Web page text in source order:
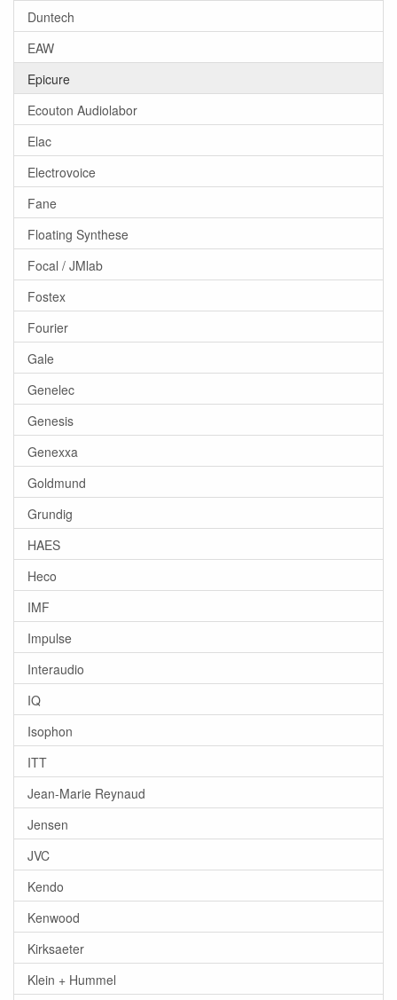
Duntech
EAW
Epicure
Ecouton Audiolabor
Elac
Electrovoice
Fane
Floating Synthese
Focal / JMlab
Fostex
Fourier
Gale
Genelec
Genesis
Genexxa
Goldmund
Grundig
HAES
Heco
IMF
Impulse
Interaudio
IQ
Isophon
ITT
Jean-Marie Reynaud
Jensen
JVC
Kendo
Kenwood
Kirksaeter
Klein + Hummel